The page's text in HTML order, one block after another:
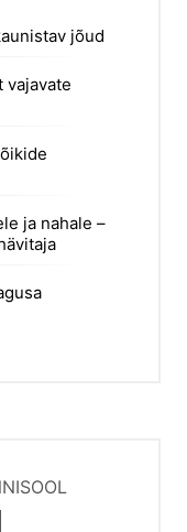
jõud
vajavate
ja nahale –